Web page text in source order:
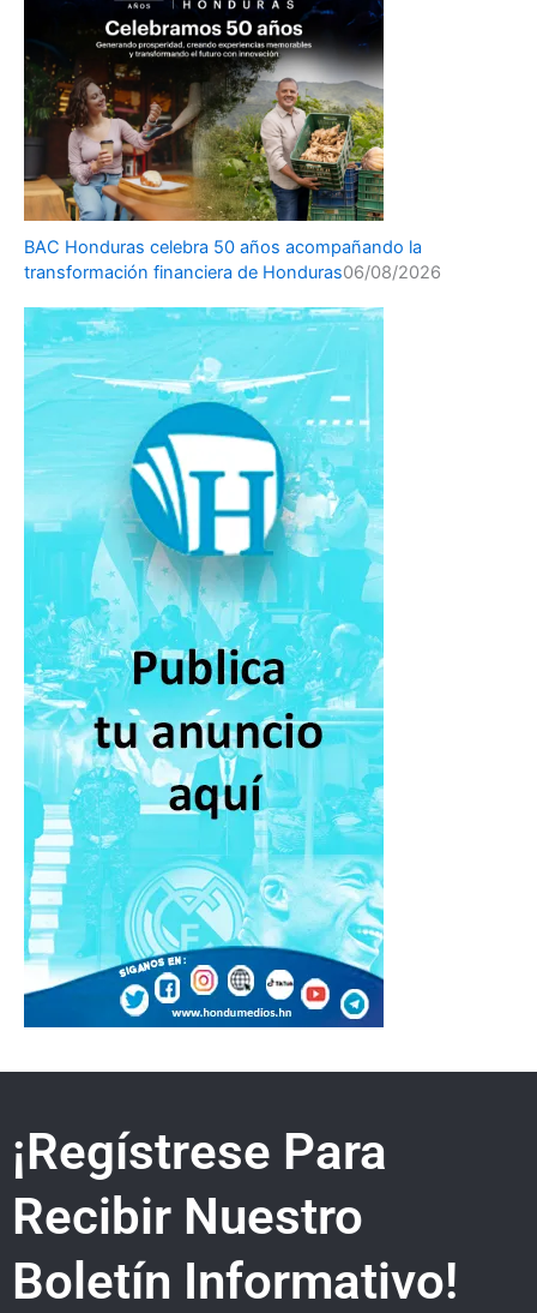
BAC Honduras celebra 50 años acompañando la
transformación financiera de Honduras06/08/2026
¡Regístrese Para
Recibir Nuestro
Boletín Informativo!